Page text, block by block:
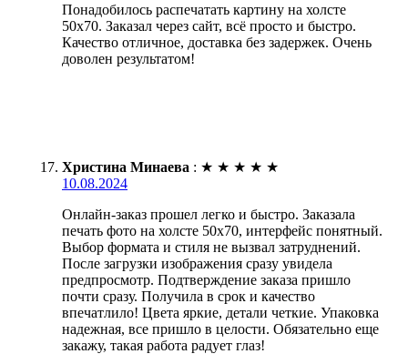
Понадобилось распечатать картину на холсте
50х70. Заказал через сайт, всё просто и быстро.
Качество отличное, доставка без задержек. Очень
доволен результатом!
Христина Минаева : ★ ★ ★ ★ ★
10.08.2024
Онлайн-заказ прошел легко и быстро. Заказала
печать фото на холсте 50х70, интерфейс понятный.
Выбор формата и стиля не вызвал затруднений.
После загрузки изображения сразу увидела
предпросмотр. Подтверждение заказа пришло
почти сразу. Получила в срок и качество
впечатлило! Цвета яркие, детали четкие. Упаковка
надежная, все пришло в целости. Обязательно еще
закажу, такая работа радует глаз!